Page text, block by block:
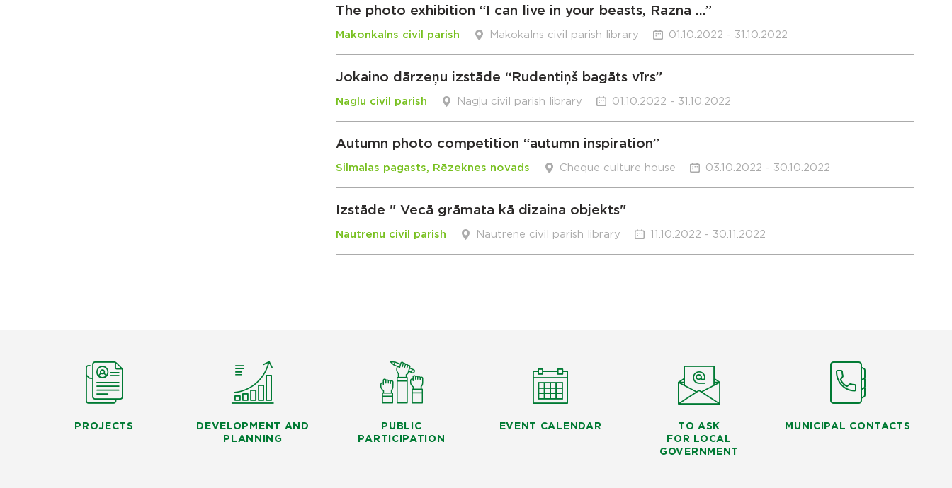
The photo exhibition “I can live in your beasts, Razna …”
Makonkalns civil parish Makokalns civil parish library 01.10.2022 - 31.10.2022
Jokaino dārzeņu izstāde “Rudentiņš bagāts vīrs”
Naglu civil parish Nagļu civil parish library 01.10.2022 - 31.10.2022
Autumn photo competition “autumn inspiration”
Silmalas pagasts, Rēzeknes novads Cheque culture house 03.10.2022 - 30.10.2022
Izstāde " Vecā grāmata kā dizaina objekts"
Nautrenu civil parish Nautrene civil parish library 11.10.2022 - 30.11.2022
PROJECTS
DEVELOPMENT AND
PLANNING
PUBLIC
PARTICIPATION
EVENT CALENDAR
TO ASK
FOR LOCAL
GOVERNMENT
MUNICIPAL CONTACTS